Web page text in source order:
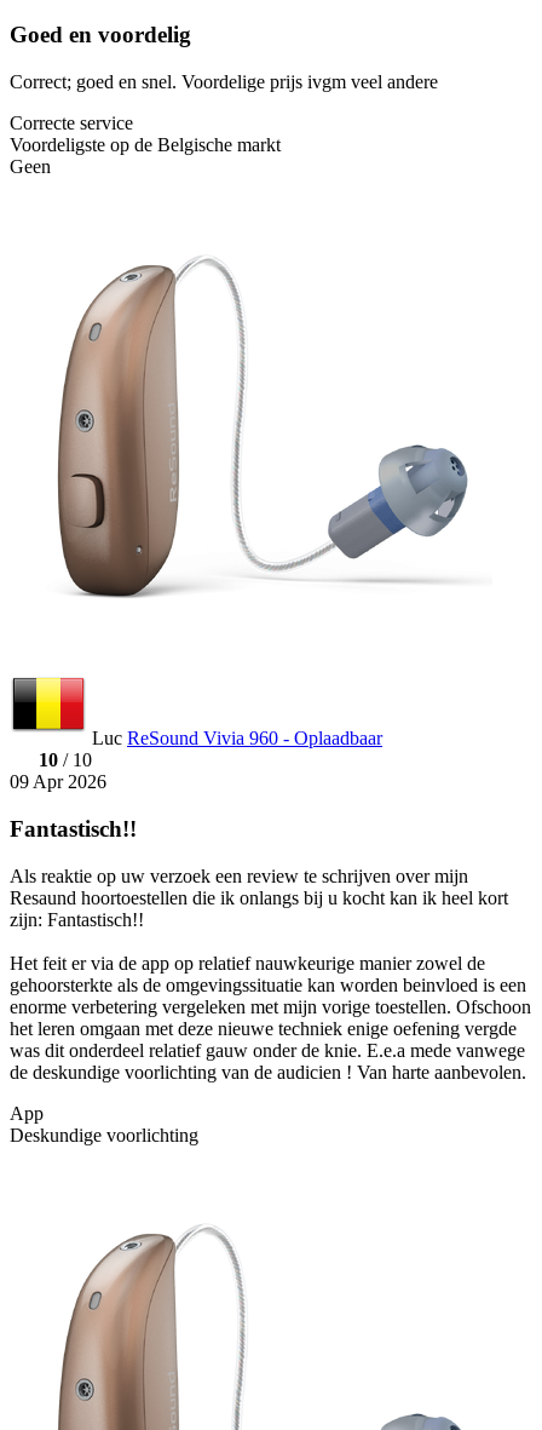
Goed en voordelig
Correct; goed en snel. Voordelige prijs ivgm veel andere
Correcte service
Voordeligste op de Belgische markt
Geen
Luc ReSound Vivia 960 - Oplaadbaar
10 / 10
09 Apr 2026
Fantastisch!!
Als reaktie op uw verzoek een review te schrijven over mijn
Resaund hoortoestellen die ik onlangs bij u kocht kan ik heel kort
zijn: Fantastisch!!
Het feit er via de app op relatief nauwkeurige manier zowel de
gehoorsterkte als de omgevingssituatie kan worden beinvloed is een
enorme verbetering vergeleken met mijn vorige toestellen. Ofschoon
het leren omgaan met deze nieuwe techniek enige oefening vergde
was dit onderdeel relatief gauw onder de knie. E.e.a mede vanwege
de deskundige voorlichting van de audicien ! Van harte aanbevolen.
App
Deskundige voorlichting